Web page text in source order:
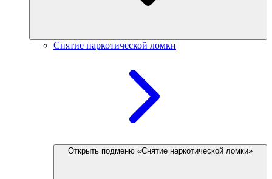
Снятие наркотической ломки
Открыть подменю «Снятие наркотической ломки»